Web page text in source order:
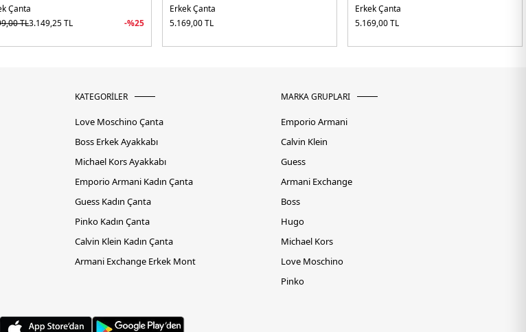
Çanta
TL3.149,25TL -%25
Erkek Çanta
5.169,00TL
Erkek Çanta
5.169,00TL
KATEGORİLER
Love Moschino Çanta
Boss Erkek Ayakkabı
Michael Kors Ayakkabı
Emporio Armani Kadın Çanta
Guess Kadın Çanta
Pinko Kadın Çanta
Calvin Klein Kadın Çanta
Armani Exchange Erkek Mont
MARKA GRUPLARI
Emporio Armani
Calvin Klein
Guess
Armani Exchange
Boss
Hugo
Michael Kors
Love Moschino
Pinko